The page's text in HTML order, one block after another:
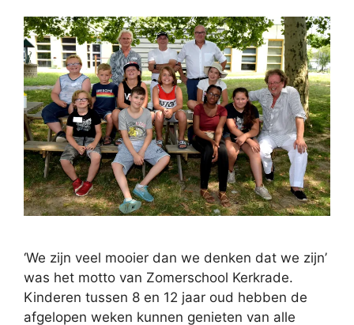
‘We zijn veel mooier dan we denken dat we zijn’
was het motto van Zomerschool Kerkrade.
Kinderen tussen 8 en 12 jaar oud hebben de
afgelopen weken kunnen genieten van alle